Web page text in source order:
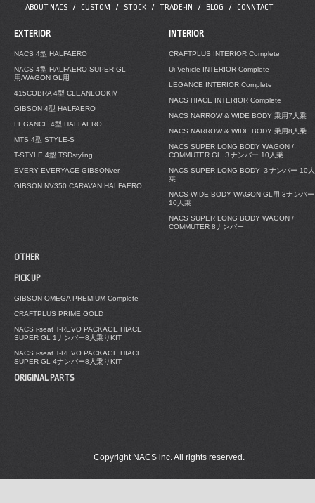
ABOUT NACS CUSTOM STOCK TRADE-IN BLOG CONNTACT
EXTERIOR
NACS 4型 HALFAERO
NACS 4型 HALFAERO SUPER GL
用/WAGON GL用
415COBRA 4型 CLEANLOOKⅣ
GIBSON 4型 HALFAERO
LEGANCE 4型 HALFAERO
MTS 4型 STYLE-S
T-STYLE 4型 TSDstyling
EVERY EVERYACE GIBSONver
GIBSON NV350 CARAVAN HALFAERO
INTERIOR
CRAFTPLUS INTERIOR Complete
Ui-Vehicle INTERIOR Complete
LEGANCE INTERIOR Complete
NACS HIACE INTERIOR Complete
NACS NARROW & WIDE BODY 乗用7人乗
NACS NARROW & WIDE BODY 乗用8人乗
NACS SUPER LONG BODY WAGON /
COMMUTER GL ３ナンバー 10人乗
NACS SUPER LONG BODY ３ナンバー 10人
乗
NACS WIDE BODY WAGON GL用 3ナンバー
10人乗
NACS SUPER LONG BODY WAGON /
COMMUTER 8ナンバー
OTHER
PICK UP
GIBSON OMEGA PREMIUM Complete
CRAFTPLUS PRIME GOLD
NACS i-seat T-REVO PACKAGE HIACE
SUPER GL 1ナンバー8人乗りKIT
NACS i-seat T-REVO PACKAGE HIACE
SUPER GL 4ナンバー8人乗りKIT
ORIGINAL PARTS
Copyright NACS inc. All rights reserved.